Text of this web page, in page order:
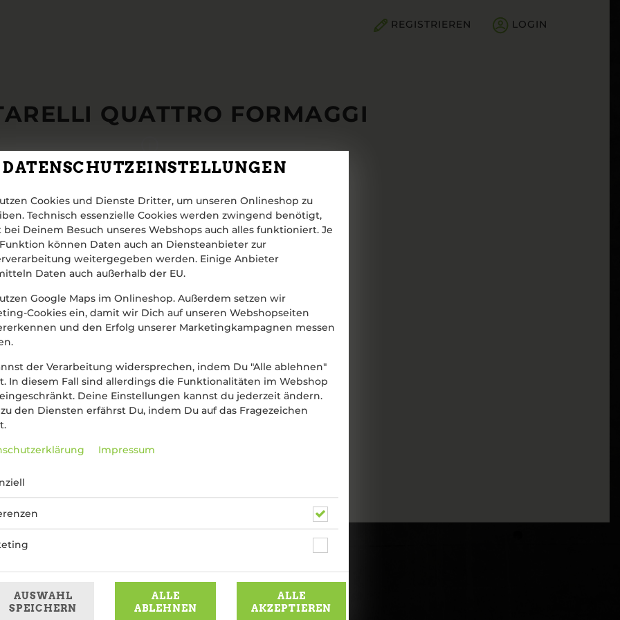
DATENSCHUTZEINSTELLUNGEN
Cookies und Dienste Dritter, um unseren Onlineshop zu
Technisch essenzielle Cookies werden zwingend benötigt,
bei Deinem Besuch unseres Webshops auch alles funktioniert. Je
können Daten auch an Diensteanbieter zur
weitergegeben werden. Einige Anbieter
Daten auch außerhalb der EU.
Google Maps im Onlineshop. Außerdem setzen wir
Cookies ein, damit wir Dich auf unseren Webshopseiten
und den Erfolg unserer Marketingkampagnen messen
der Verarbeitung widersprechen, indem Du "Alle ablehnen"
In diesem Fall sind allerdings die Funktionalitäten im Webshop
Deine Einstellungen kannst du jederzeit ändern.
den Diensten erfährst Du, indem Du auf das Fragezeichen
Impressum
AUSWAHL
SPEICHERN
ALLE
ABLEHNEN
ALLE
AKZEPTIEREN
REGISTRIEREN LOGIN
QUATTRO FORMAGGI
Käsesorten: Mozzarella, Gorgonzola, Brie und Grana Padano